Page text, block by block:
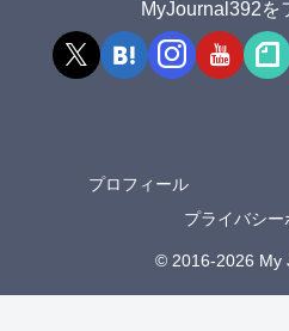
MyJournal392を
プロフィール
プライバシー
© 2016-2026 My